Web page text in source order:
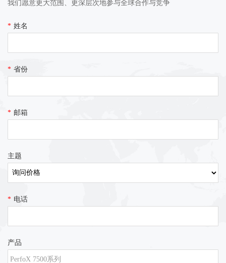
我们愿意更大范围、更深层次地参与全球合作与竞争
* 姓名
* 省份
* 邮箱
主题
* 电话
产品